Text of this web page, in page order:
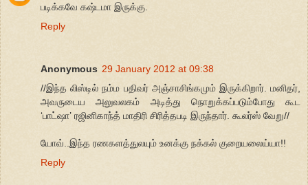
படிக்கவே கஷ்டமா இருக்கு.
Reply
Anonymous 29 January 2012 at 09:38
//இந்த லிஸ்டில் நம்ம பதிவர் அஞ்சாசிங்கமும் இருக்கிறார். மனிதர்,
அவருடைய அலுவலகம் அடித்து நொறுக்கப்படும்போது கூட
‘பாட்ஷா’ ரஜினிகாந்த் மாதிரி சிரித்தபடி இருந்தார். கூலர்ஸ் வேறு//
யோவ்..இந்த ரணகளத்துலயும் உனக்கு நக்கல் குறையலைய்யா!!
Reply